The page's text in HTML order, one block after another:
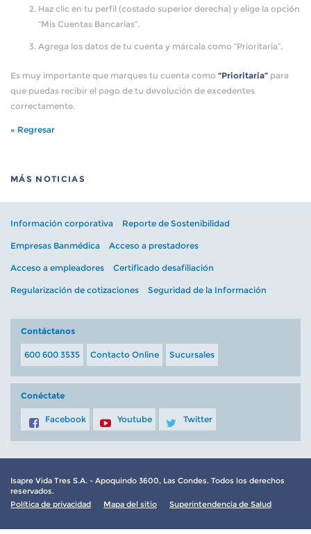
Haz clic en tu perfil (costado superior derecha) y elige la opción
“Mis Cuentas Bancarias”.
Agrega los datos de tu cuenta y márcala como “Prioritaria”.
Es muy importante que marques tu cuenta como “Prioritaria” para
que puedas recibir el pago de tu devolución de excedentes
correctamente.
« Regresar
MÁS NOTICIAS
Información corporativa Reporte de Sostenibilidad
Empresas Banmédica Acceso a prestadores
Acceso a empleadores Certificado desafiliación
Regularización de cotizaciones Seguridad de la Información
Contáctanos
600 600 3535 Contacto Online Sucursales
Conéctate
Facebook Youtube Twitter
Isapre Vida Tres S.A. - Apoquindo 3600, Las Condes. Todos los derechos
reservados.
Política de privacidad
Mapa del sitio Superintendencia de Salud